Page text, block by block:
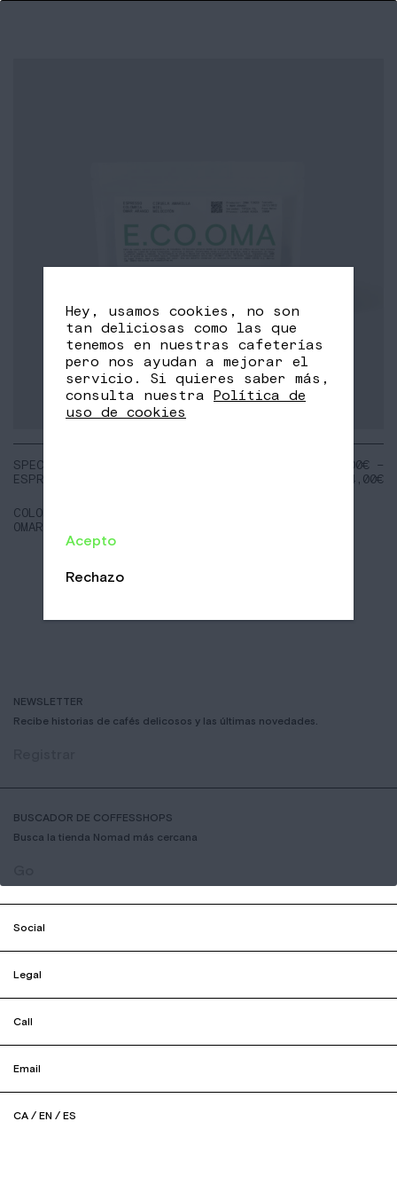
SPECIAL
ESPRESSO
COLOMBIA
OMAR ARANGO
16,00€ –
64,00€
NEWSLETTER
Recibe historias de cafés delicosos y las últimas novedades.
BUSCADOR DE COFFESSHOPS
Busca la tienda Nomad más cercana
Social
Legal
Call
Email
CA / EN / ES
Hey, usamos cookies, no son
tan deliciosas como las que
tenemos en nuestras cafeterías
pero nos ayudan a mejorar el
servicio. Si quieres saber más,
consulta nuestra Política de
uso de cookies
Acepto
Rechazo